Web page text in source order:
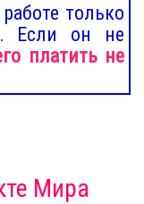
только
Если он не
платить не
Мира